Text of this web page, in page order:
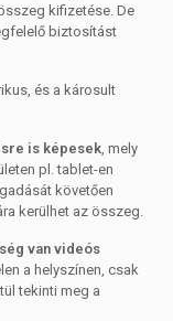
kifizetése. De
biztosítást
és a károsult
is képesek, mely
pl. tablet-en
követően
kerülhet az összeg.
van videós
a helyszínen, csak
tekinti meg a